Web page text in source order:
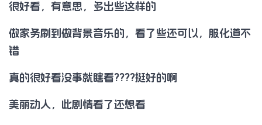
很好看，有意思，多出些这样的
做家务刷到做背景音乐的，看了些还可以，服化道不
错
真的很好看没事就瞎看????挺好的啊
美丽动人，此剧情看了还想看